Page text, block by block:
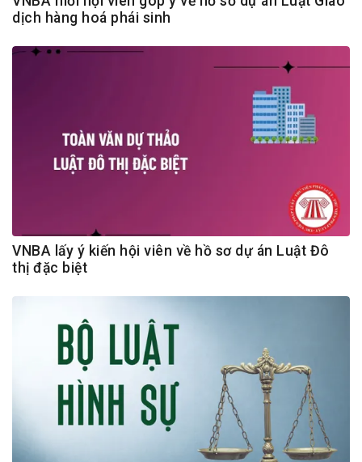
dịch hàng hoá phái sinh
VNBA lấy ý kiến hội viên về hồ sơ dự án Luật Đô
thị đặc biệt